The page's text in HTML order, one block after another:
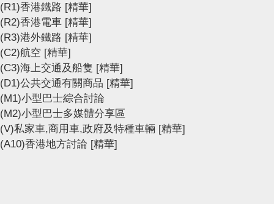
(R1)香港鐵路 [精華]
(R2)香港電車 [精華]
(R3)港外鐵路 [精華]
(C2)航空 [精華]
(C3)海上交通及船隻 [精華]
(D1)公共交通有關商品 [精華]
(M1)小型巴士綜合討論
(M2)小型巴士多媒體分享區
(V)私家車,商用車,政府及特種車輛 [精華]
(A10)香港地方討論 [精華]